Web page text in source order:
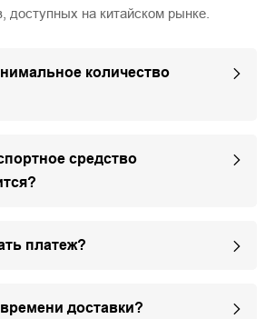
доступных на китайском рынке.
количество
средство
платеж?
доставки?